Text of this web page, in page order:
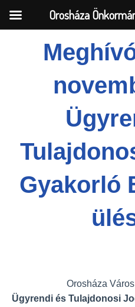
Gyakorló
Orosháza
Ügyrendi és Tulajdonosi
Orosháza